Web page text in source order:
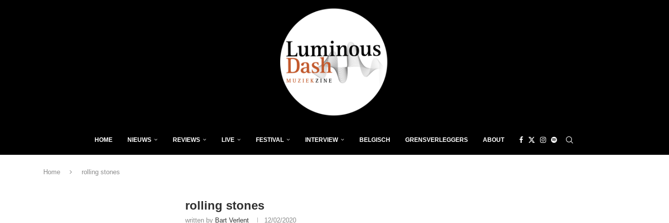
HOME NIEUWS REVIEWS LIVE FESTIVAL INTERVIEW BELGISCH GRENSVERLEGGERS ABOUT
Home rolling stones
rolling stones
written by Bart Verlent 12/02/2020